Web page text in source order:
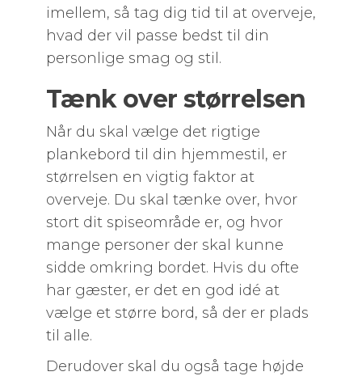
imellem, så tag dig tid til at overveje,
hvad der vil passe bedst til din
personlige smag og stil.
Tænk over størrelsen
Når du skal vælge det rigtige
plankebord til din hjemmestil, er
størrelsen en vigtig faktor at
overveje. Du skal tænke over, hvor
stort dit spiseområde er, og hvor
mange personer der skal kunne
sidde omkring bordet. Hvis du ofte
har gæster, er det en god idé at
vælge et større bord, så der er plads
til alle.
Derudover skal du også tage højde